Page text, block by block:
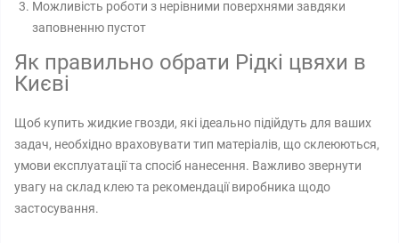
Можливість роботи з нерівними поверхнями завдяки
заповненню пустот
Як правильно обрати Рідкі цвяхи в
Києві
Щоб купить жидкие гвозди, які ідеально підійдуть для ваших
задач, необхідно враховувати тип матеріалів, що склеюються,
умови експлуатації та спосіб нанесення. Важливо звернути
увагу на склад клею та рекомендації виробника щодо
застосування.